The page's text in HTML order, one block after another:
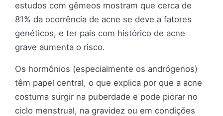
estudos com gêmeos mostram que cerca de
81% da ocorrência de acne se deve a fatores
genéticos, e ter pais com histórico de acne
grave aumenta o risco.
Os hormônios (especialmente os andrógenos)
têm papel central, o que explica por que a acne
costuma surgir na puberdade e pode piorar no
ciclo menstrual, na gravidez ou em condições